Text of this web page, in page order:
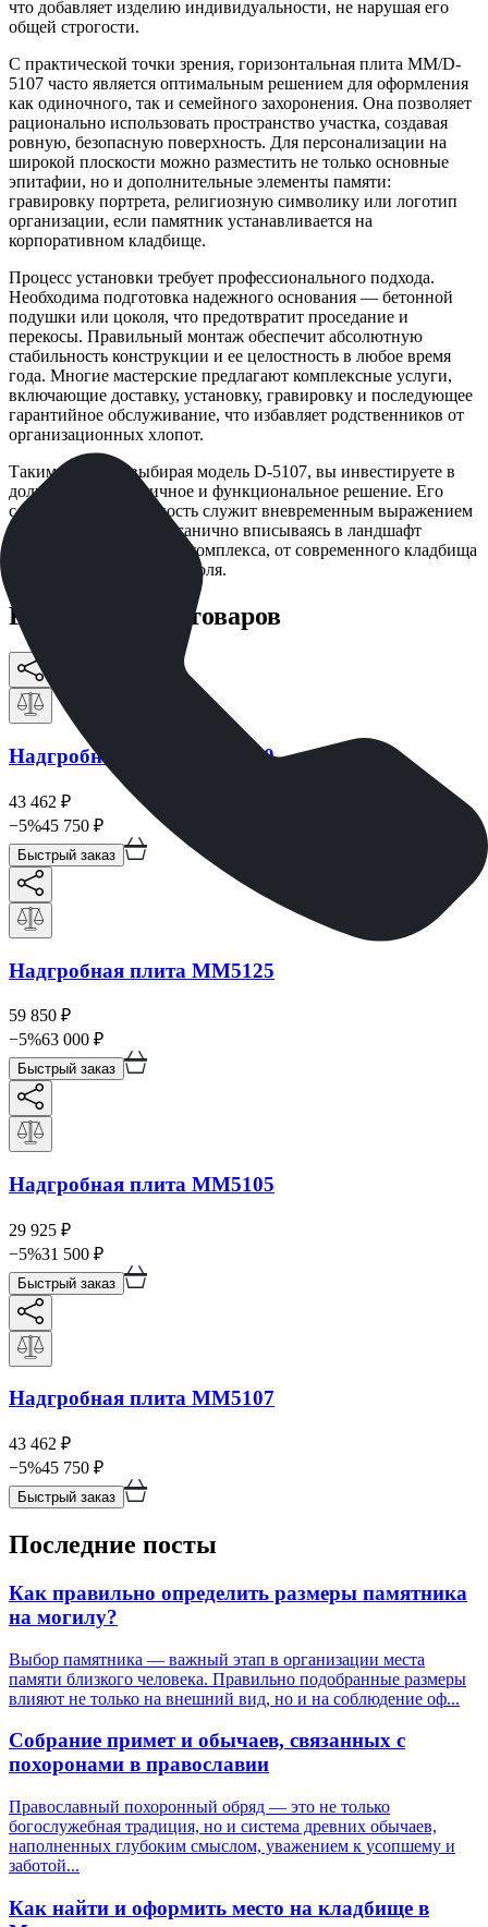
что добавляет изделию индивидуальности, не нарушая его
общей строгости.
С практической точки зрения, горизонтальная плита ММ/D-
5107 часто является оптимальным решением для оформления
как одиночного, так и семейного захоронения. Она позволяет
рационально использовать пространство участка, создавая
ровную, безопасную поверхность. Для персонализации на
широкой плоскости можно разместить не только основные
эпитафии, но и дополнительные элементы памяти:
гравировку портрета, религиозную символику или логотип
организации, если памятник устанавливается на
корпоративном кладбище.
Процесс установки требует профессионального подхода.
Необходима подготовка надежного основания — бетонной
подушки или цоколя, что предотвратит проседание и
перекосы. Правильный монтаж обеспечит абсолютную
стабильность конструкции и ее целостность в любое время
года. Многие мастерские предлагают комплексные услуги,
включающие доставку, установку, гравировку и последующее
гарантийное обслуживание, что избавляет родственников от
организационных хлопот.
Таким образом, выбирая модель D-5107, вы инвестируете в
долговечное, эстетичное и функциональное решение. Его
сдержанная элегантность служит вневременным выражением
скорби и уважения, органично вписываясь в ландшафт
любого мемориального комплекса, от современного кладбища
до исторического некрополя.
Рекомендации товаров
Надгробная плита ММ5160
43 462 ₽
−5%45 750 ₽
Быстрый заказ
Надгробная плита ММ5125
59 850 ₽
−5%63 000 ₽
Быстрый заказ
Надгробная плита ММ5105
29 925 ₽
−5%31 500 ₽
Быстрый заказ
Надгробная плита ММ5107
43 462 ₽
−5%45 750 ₽
Быстрый заказ
Последние посты
Как правильно определить размеры памятника
на могилу?
Выбор памятника — важный этап в организации места
памяти близкого человека. Правильно подобранные размеры
влияют не только на внешний вид, но и на соблюдение оф...
Собрание примет и обычаев, связанных с
похоронами в православии
Православный похоронный обряд — это не только
богослужебная традиция, но и система древних обычаев,
наполненных глубоким смыслом, уважением к усопшему и
заботой...
Как найти и оформить место на кладбище в